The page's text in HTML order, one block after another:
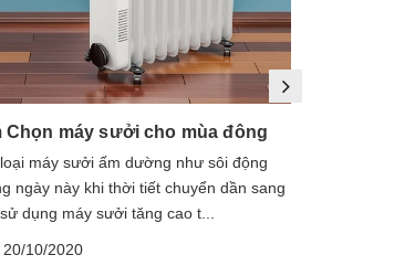
Chọn máy sưởi cho mùa đông
máy sưởi ấm dường như sôi động
ngày này khi thời tiết chuyển dần sang
dụng máy sưởi tăng cao t...
20/10/2020